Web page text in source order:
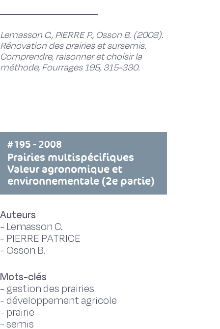
Lemasson C., PIERRE P., Osson B. (2008).
Rénovation des prairies et sursemis.
Comprendre, raisonner et choisir la
méthode, Fourrages 195, 315-330.
#195 - 2008
Prairies multispécifiques
Valeur agronomique et
environnementale (2e partie)
Auteurs
- Lemasson C.
- PIERRE PATRICE
-Osson B.
Mots-clés
- gestion des prairies
-développement agricole
- prairie
-semis